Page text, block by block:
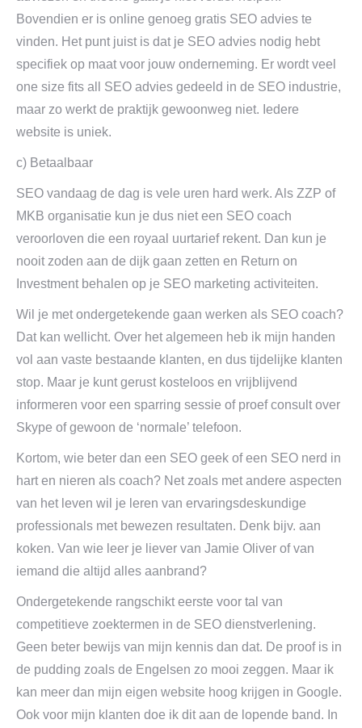
Bovendien er is online genoeg gratis SEO advies te
vinden. Het punt juist is dat je SEO advies nodig hebt
specifiek op maat voor jouw onderneming. Er wordt veel
one size fits all SEO advies gedeeld in de SEO industrie,
maar zo werkt de praktijk gewoonweg niet. Iedere
website is uniek.
c) Betaalbaar
SEO vandaag de dag is vele uren hard werk. Als ZZP of
MKB organisatie kun je dus niet een SEO coach
veroorloven die een royaal uurtarief rekent. Dan kun je
nooit zoden aan de dijk gaan zetten en Return on
Investment behalen op je SEO marketing activiteiten.
Wil je met ondergetekende gaan werken als SEO coach?
Dat kan wellicht. Over het algemeen heb ik mijn handen
vol aan vaste bestaande klanten, en dus tijdelijke klanten
stop. Maar je kunt gerust kosteloos en vrijblijvend
informeren voor een sparring sessie of proef consult over
Skype of gewoon de ‘normale’ telefoon.
Kortom, wie beter dan een SEO geek of een SEO nerd in
hart en nieren als coach? Net zoals met andere aspecten
van het leven wil je leren van ervaringsdeskundige
professionals met bewezen resultaten. Denk bijv. aan
koken. Van wie leer je liever van Jamie Oliver of van
iemand die altijd alles aanbrand?
Ondergetekende rangschikt eerste voor tal van
competitieve zoektermen in de SEO dienstverlening.
Geen beter bewijs van mijn kennis dan dat. De proof is in
de pudding zoals de Engelsen zo mooi zeggen. Maar ik
kan meer dan mijn eigen website hoog krijgen in Google.
Ook voor mijn klanten doe ik dit aan de lopende band. In